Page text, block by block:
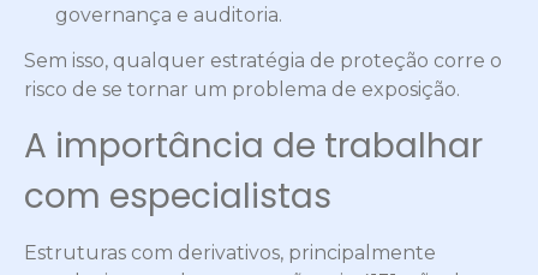
governança e auditoria.
Sem isso, qualquer estratégia de proteção corre o
risco de se tornar um problema de exposição.
A importância de trabalhar
com especialistas
Estruturas com derivativos, principalmente